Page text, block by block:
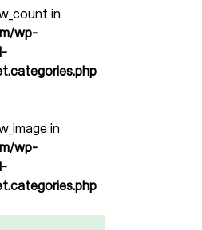
in
wp-
in
wp-